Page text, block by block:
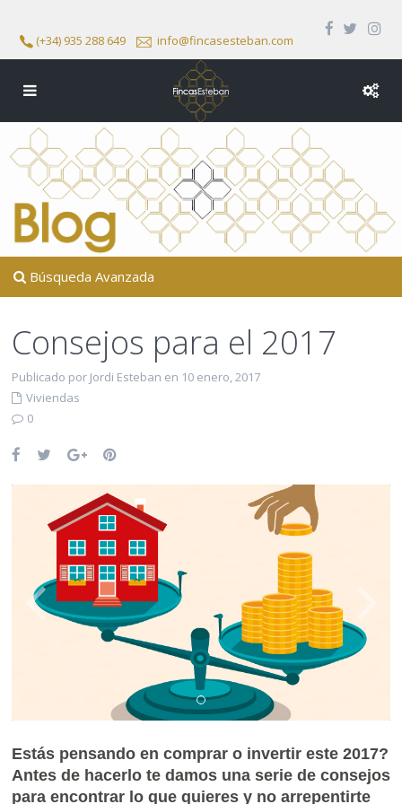
(+34) 935 288 649 info@fincasesteban.com
Búsqueda Avanzada
Consejos para el 2017
Publicado por Jordi Esteban en 10 enero, 2017
Viviendas
0
Estás pensando en comprar o invertir este 2017?
Antes de hacerlo te damos una serie de consejos
para encontrar lo que quieres y no arrepentirte